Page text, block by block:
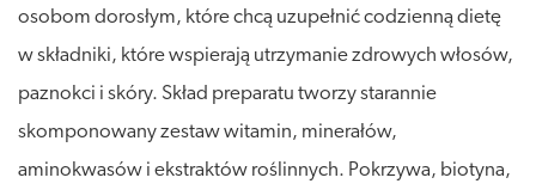
osobom dorosłym, które chcą uzupełnić codzienną dietę
w składniki, które wspierają utrzymanie zdrowych włosów,
paznokci i skóry. Skład preparatu tworzy starannie
skomponowany zestaw witamin, minerałów,
aminokwasów i ekstraktów roślinnych. Pokrzywa, biotyna,